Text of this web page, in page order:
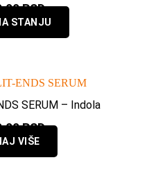
RSD
STANJU
SERUM – Indola
RSD
VIŠE